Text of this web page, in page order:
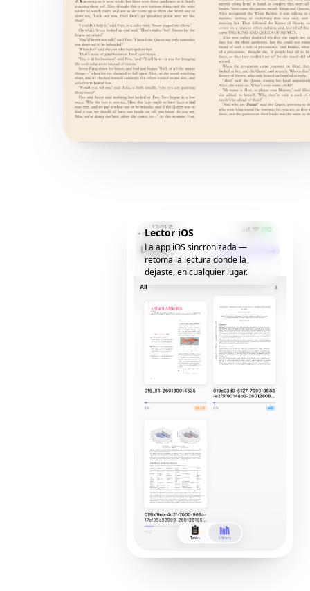
Lector iOS
La app iOS sincronizada —
retoma la lectura donde la
dejaste, en cualquier lugar.